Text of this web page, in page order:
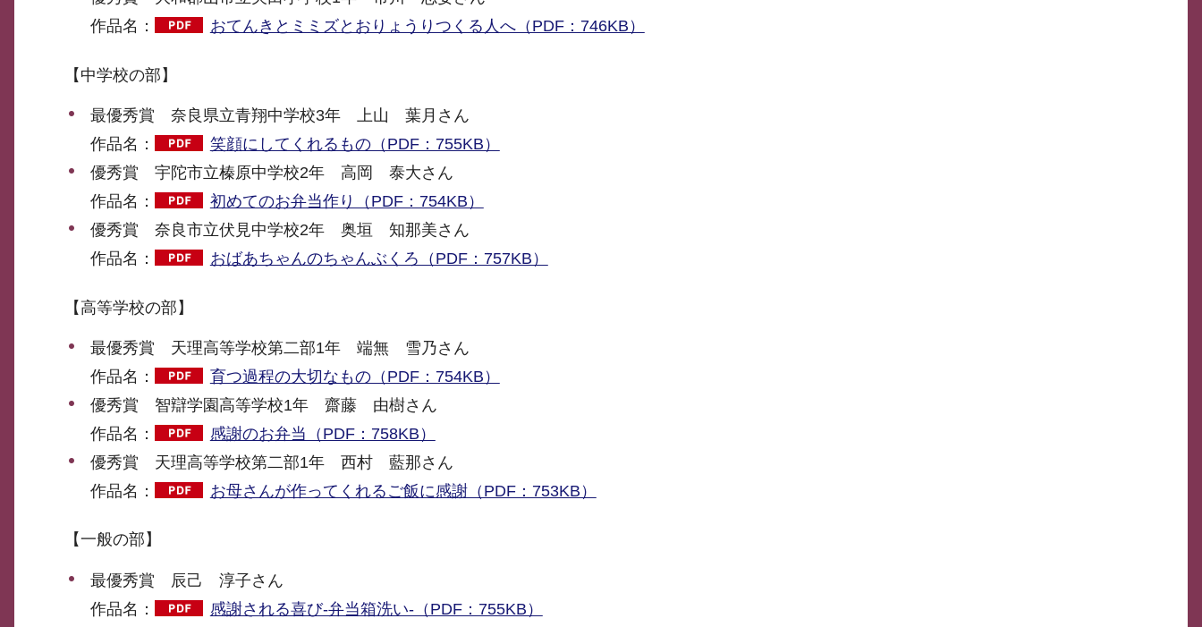
作品名：
おてんきとミミズとおりょうりつくる人へ（PDF：746KB）
【中学校の部】
最優秀賞 奈良県立青翔中学校3年 上山 葉月さん
作品名：
笑顔にしてくれるもの（PDF：755KB）
優秀賞 宇陀市立榛原中学校2年 高岡 泰大さん
作品名：
初めてのお弁当作り（PDF：754KB）
優秀賞 奈良市立伏見中学校2年 奥垣 知那美さん
作品名：
おばあちゃんのちゃんぶくろ（PDF：757KB）
【高等学校の部】
最優秀賞 天理高等学校第二部1年 端無 雪乃さん
作品名：
育つ過程の大切なもの（PDF：754KB）
優秀賞 智辯学園高等学校1年 齋藤 由樹さん
作品名：
感謝のお弁当（PDF：758KB）
優秀賞 天理高等学校第二部1年 西村 藍那さん
作品名：
お母さんが作ってくれるご飯に感謝（PDF：753KB）
【一般の部】
最優秀賞 辰己 淳子さん
作品名：
感謝される喜び-弁当箱洗い-（PDF：755KB）